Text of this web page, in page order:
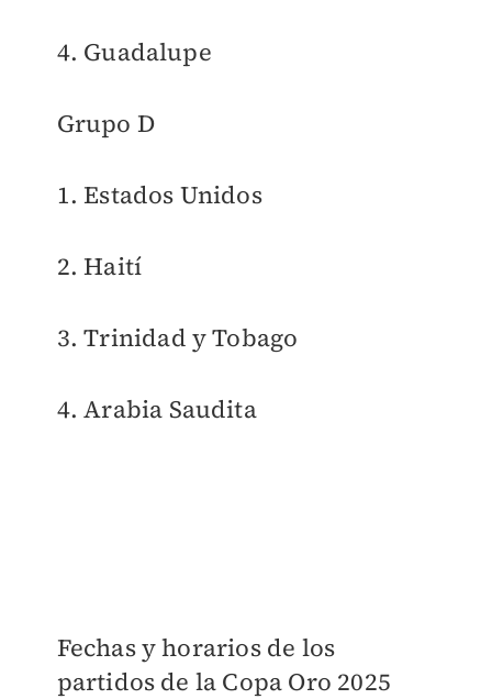
4. Guadalupe
Grupo D
1. Estados Unidos
2. Haití
3. Trinidad y Tobago
4. Arabia Saudita
Fechas y horarios de los
partidos de la Copa Oro 2025